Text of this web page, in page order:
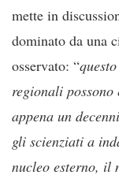
mette in
dominato da una
osservato: “
regionali possono
appena un
gli scienziati a
nucleo esterno, il